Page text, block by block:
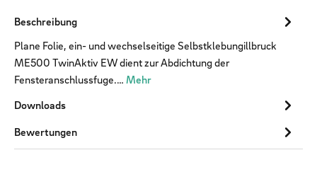
Beschreibung
Plane Folie, ein- und wechselseitige Selbstklebungillbruck
ME500 TwinAktiv EW dient zur Abdichtung der
Fensteranschlussfuge.… Mehr
Downloads
Bewertungen